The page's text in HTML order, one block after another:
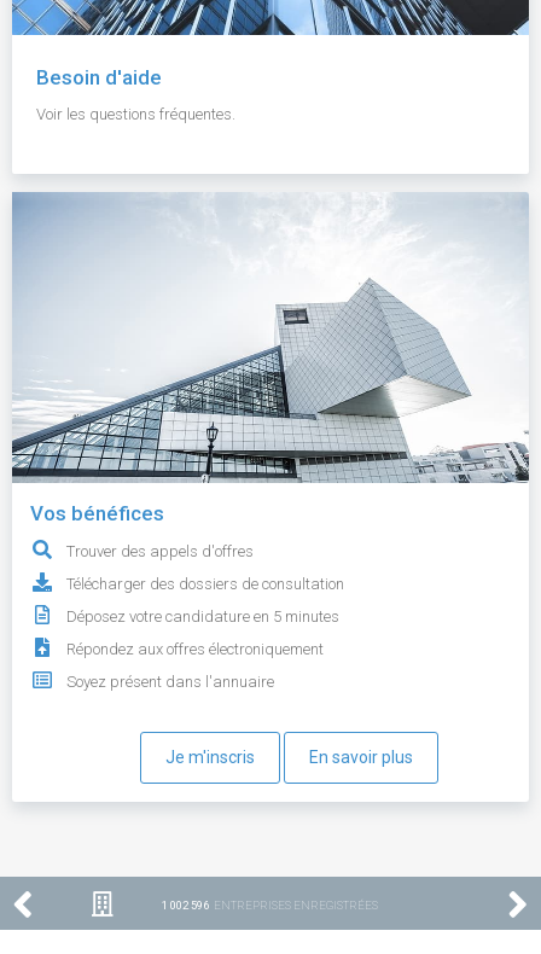
Besoin d'aide
Voir les questions fréquentes.
Vos bénéfices
Trouver des appels d'offres
Télécharger des dossiers de consultation
Déposez votre candidature en 5 minutes
Répondez aux offres électroniquement
Soyez présent dans l'annuaire
Je m'inscris En savoir plus
1 002 596 ENTREPRISES ENREGISTRÉES